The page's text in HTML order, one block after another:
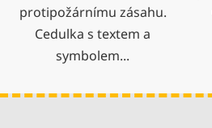
protipožárnímu zásahu.
Cedulka s textem a
symbolem...